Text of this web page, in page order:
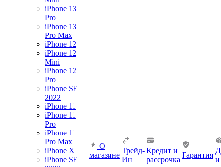
iPhone 13
Pro
iPhone 13
Pro Max
iPhone 12
iPhone 12
Mini
iPhone 12
Pro
iPhone SE
2022
iPhone 11
iPhone 11
Pro
iPhone 11
Pro Max
iPhone X
iPhone SE
О
магазине
Трейд-
Ин
Кредит и
рассрочка
Гарантия
и